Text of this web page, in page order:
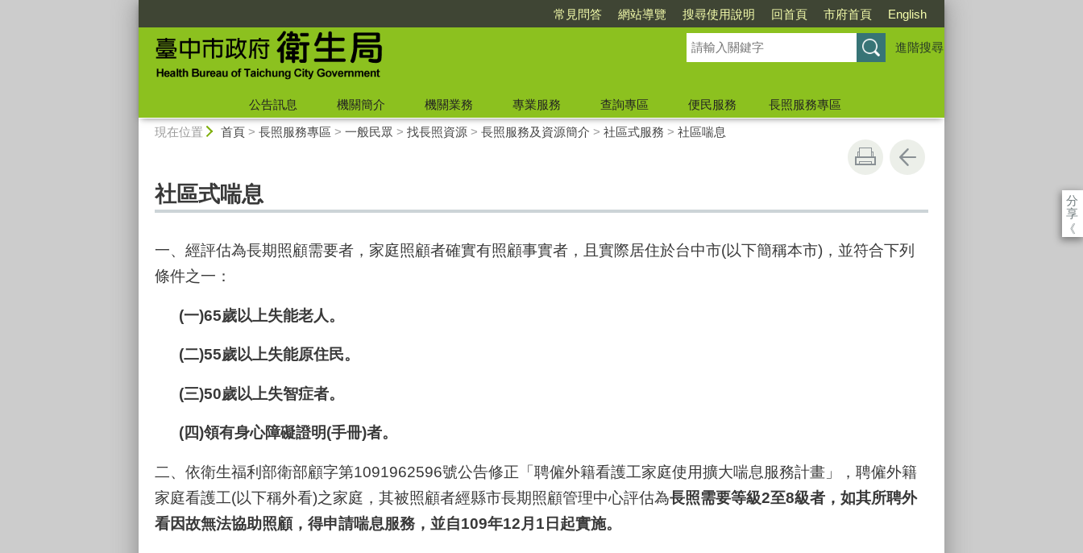
常見問答 網站導覽 搜尋使用說明 回首頁 市府首頁 English
進階搜尋
公告訊息 機關簡介 機關業務 專業服務 查詢專區 便民服務
長照服務專區
現在位置 首頁> 長照服務專區 > 一般民眾 > 找長照資源> 長照服務及資源簡介 > 社區式服務 > 社區喘息
分
享
《
社區式喘息
一、經評估為長期照顧需要者，家庭照顧者確實有照顧事實者，且實際居住於台中市(以下簡稱本市)，並符合下列
條件之一：
(一)65歲以上失能老人。
(二)55歲以上失能原住民。
(三)50歲以上失智症者。
(四)領有身心障礙證明(手冊)者。
二、依衛生福利部衛部顧字第1091962596號公告修正「聘僱外籍看護工家庭使用擴大喘息服務計畫」，聘僱外籍
家庭看護工(以下稱外看)之家庭，其被照顧者經縣市長期照顧管理中心評估為長照需要等級2至8級者，如其所聘外
看因故無法協助照顧，得申請喘息服務，並自109年12月1日起實施。